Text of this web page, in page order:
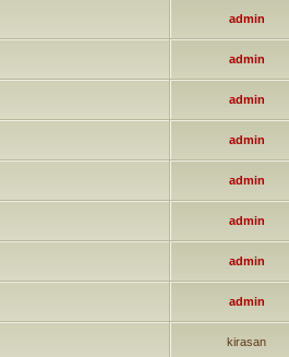
admin
admin
admin
admin
admin
admin
admin
admin
kirasan